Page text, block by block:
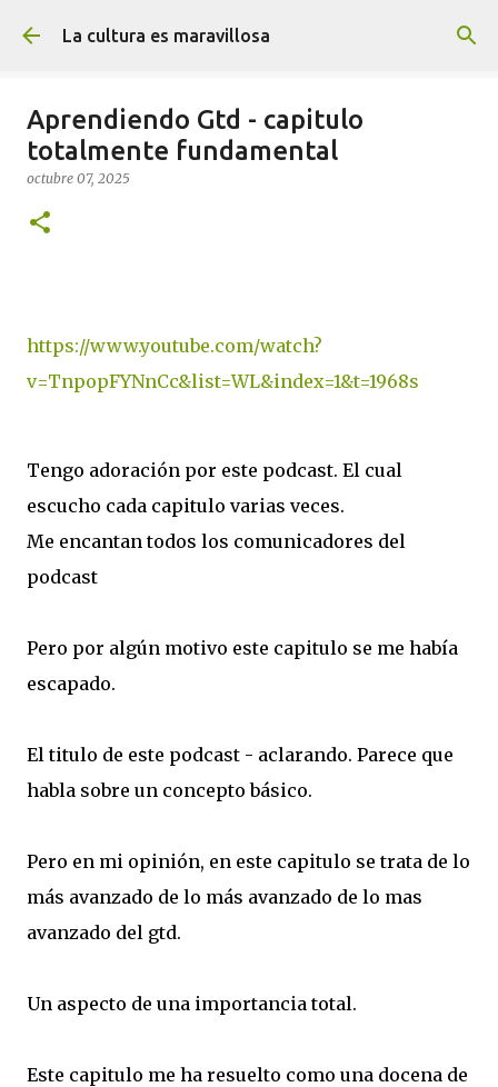
Ir al contenido principal
La cultura es maravillosa
Aprendiendo Gtd - capitulo
totalmente fundamental
octubre 07, 2025
https://www.youtube.com/watch?
v=TnpopFYNnCc&list=WL&index=1&t=1968s
Tengo adoración por este podcast. El cual
escucho cada capitulo varias veces.
Me encantan todos los comunicadores del
podcast
Pero por algún motivo este capitulo se me había
escapado.
El titulo de este podcast - aclarando. Parece que
habla sobre un concepto básico.
Pero en mi opinión, en este capitulo se trata de lo
más avanzado de lo más avanzado de lo mas
avanzado del gtd.
Un aspecto de una importancia total.
Este capitulo me ha resuelto como una docena de